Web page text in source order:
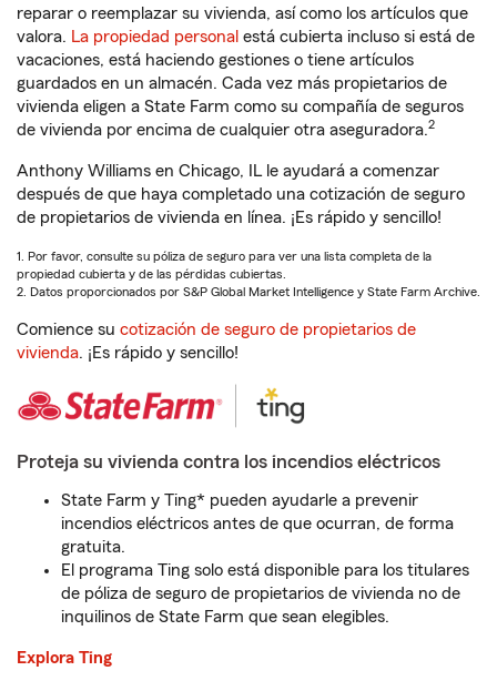
reparar o reemplazar su vivienda, así como los artículos que
valora. La propiedad personal está cubierta incluso si está de
vacaciones, está haciendo gestiones o tiene artículos
guardados en un almacén. Cada vez más propietarios de
vivienda eligen a State Farm como su compañía de seguros
de vivienda por encima de cualquier otra aseguradora.2
Anthony Williams en Chicago, IL le ayudará a comenzar
después de que haya completado una cotización de seguro
de propietarios de vivienda en línea. ¡Es rápido y sencillo!
1. Por favor, consulte su póliza de seguro para ver una lista completa de la
propiedad cubierta y de las pérdidas cubiertas.
2. Datos proporcionados por S&P Global Market Intelligence y State Farm Archive.
Comience su cotización de seguro de propietarios de
vivienda. ¡Es rápido y sencillo!
Proteja su vivienda contra los incendios eléctricos
State Farm y Ting* pueden ayudarle a prevenir
incendios eléctricos antes de que ocurran, de forma
gratuita.
El programa Ting solo está disponible para los titulares
de póliza de seguro de propietarios de vivienda no de
inquilinos de State Farm que sean elegibles.
Explora Ting